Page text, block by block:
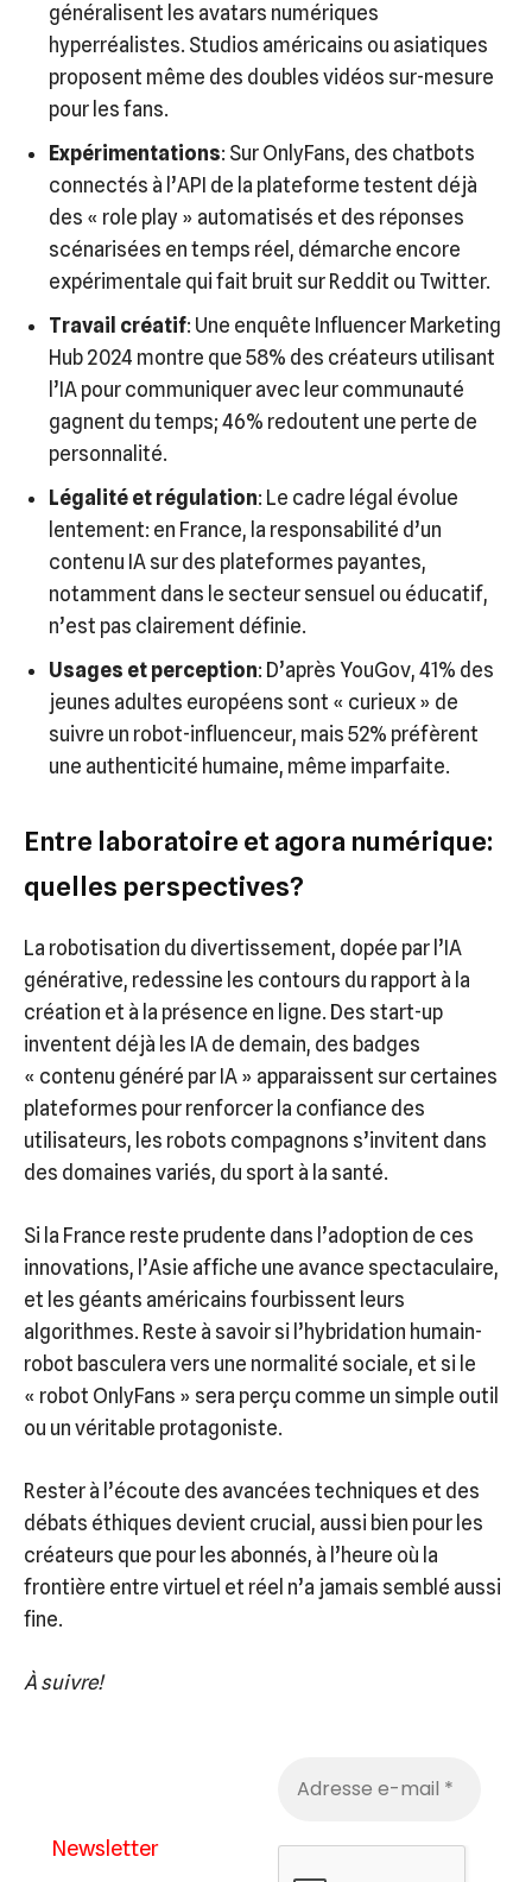
généralisent les avatars numériques
hyperréalistes. Studios américains ou asiatiques
proposent même des doubles vidéos sur-mesure
pour les fans.
Expérimentations: Sur OnlyFans, des chatbots
connectés à l’API de la plateforme testent déjà
des « role play » automatisés et des réponses
scénarisées en temps réel, démarche encore
expérimentale qui fait bruit sur Reddit ou Twitter.
Travail créatif: Une enquête Influencer Marketing
Hub 2024 montre que 58% des créateurs utilisant
l’IA pour communiquer avec leur communauté
gagnent du temps; 46% redoutent une perte de
personnalité.
Légalité et régulation: Le cadre légal évolue
lentement: en France, la responsabilité d’un
contenu IA sur des plateformes payantes,
notamment dans le secteur sensuel ou éducatif,
n’est pas clairement définie.
Usages et perception: D’après YouGov, 41% des
jeunes adultes européens sont « curieux » de
suivre un robot-influenceur, mais 52% préfèrent
une authenticité humaine, même imparfaite.
Entre laboratoire et agora numérique:
quelles perspectives?
La robotisation du divertissement, dopée par l’IA
générative, redessine les contours du rapport à la
création et à la présence en ligne. Des start-up
inventent déjà les IA de demain, des badges
« contenu généré par IA » apparaissent sur certaines
plateformes pour renforcer la confiance des
utilisateurs, les robots compagnons s’invitent dans
des domaines variés, du sport à la santé.
Si la France reste prudente dans l’adoption de ces
innovations, l’Asie affiche une avance spectaculaire,
et les géants américains fourbissent leurs
algorithmes. Reste à savoir si l’hybridation humain-
robot basculera vers une normalité sociale, et si le
« robot OnlyFans » sera perçu comme un simple outil
ou un véritable protagoniste.
Rester à l’écoute des avancées techniques et des
débats éthiques devient crucial, aussi bien pour les
créateurs que pour les abonnés, à l’heure où la
frontière entre virtuel et réel n’a jamais semblé aussi
fine.
À suivre!
Newsletter